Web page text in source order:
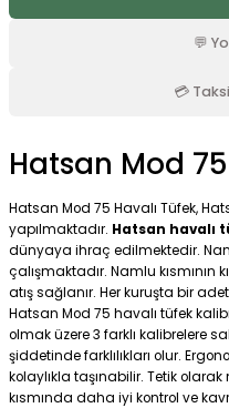
💬
💳
Hatsan Mod
Hatsan Mod 75 Havalı Tüfek,
yapılmaktadır. Hatsan havalı
dünyaya ihraç edilmektedir.
çalışmaktadır. Namlu kısmının
atış sağlanır. Her kuruşta bir
Hatsan Mod 75 havalı tüfek
olmak üzere 3 farklı kalibrelere
şiddetinde farklılıkları olur.
kolaylıkla taşınabilir. Tetik olarak
kısmında daha iyi kontrol ve